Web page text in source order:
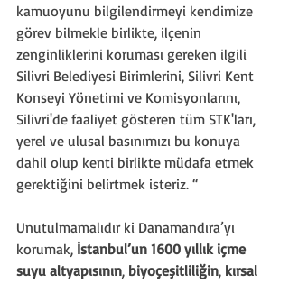
kamuoyunu bilgilendirmeyi kendimize
görev bilmekle birlikte, ilçenin
zenginliklerini koruması gereken ilgili
Silivri Belediyesi Birimlerini, Silivri Kent
Konseyi Yönetimi ve Komisyonlarını,
Silivri'de faaliyet gösteren tüm STK'ları,
yerel ve ulusal basınımızı bu konuya
dahil olup kenti birlikte müdafa etmek
gerektiğini belirtmek isteriz. “
Unutulmamalıdır ki Danamandıra’yı
korumak, İstanbul’un 1600 yıllık içme
suyu altyapısının, biyoçeşitliliğin, kırsal